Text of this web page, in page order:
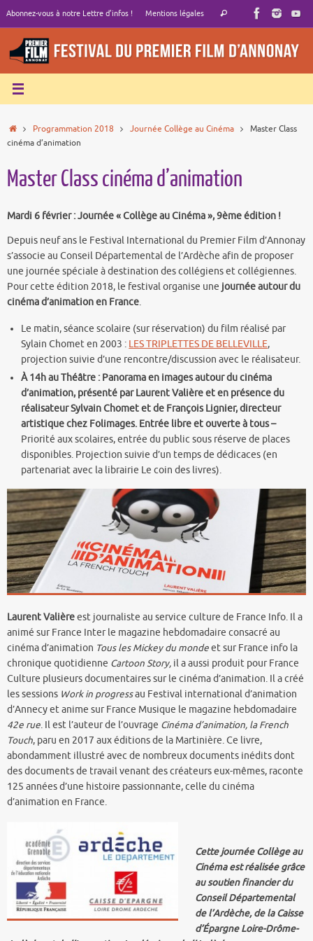
contenu
Abonnez-vous à notre Lettre d’infos ! Mentions légales
Recherche
Rechercher
AccueilProgrammation 2018 Journée Collège au Cinéma
Master Class
cinéma d’animation
Master Class cinéma d’animation
Mardi 6 février : Journée « Collège au Cinéma », 9ème édition !
Depuis neuf ans le Festival International du Premier Film d’Annonay
s’associe au Conseil Départemental de l’Ardèche afin de proposer
une journée spéciale à destination des collégiens et collégiennes.
Pour cette édition 2018, le festival organise une journée autour du
cinéma d’animation en France.
Le matin, séance scolaire (sur réservation) du film réalisé par
Sylain Chomet en 2003 : LES TRIPLETTES DE BELLEVILLE,
projection suivie d’une rencontre/discussion avec le réalisateur.
À 14h au Théâtre : Panorama en images autour du cinéma
d’animation, présenté par Laurent Valière et en présence du
réalisateur Sylvain Chomet et de François Lignier, directeur
artistique chez Folimages. Entrée libre et ouverte à tous –
Priorité aux scolaires, entrée du public sous réserve de places
disponibles. Projection suivie d’un temps de dédicaces (en
partenariat avec la librairie Le coin des livres).
Laurent Valièreest journaliste au service culture de France Info. Il a
animé sur France Inter le magazine hebdomadaire consacré au
cinéma d’animation Tous les Mickey du mondeet sur France info la
chronique quotidienne Cartoon Story, il a aussi produit pour France
Culture plusieurs documentaires sur le cinéma d’animation. Il a créé
les sessions Work in progressau Festival international d’animation
d’Annecy et anime sur France Musique le magazine hebdomadaire
42e rue. Il est l’auteur de l’ouvrage Cinéma d’animation, la French
Touch, paru en 2017 aux éditions de la Martinière. Ce livre,
abondamment illustré avec de nombreux documents inédits dont
des documents de travail venant des créateurs eux-mêmes, raconte
125 années d’une histoire passionnante, celle du cinéma
d’animation en France.
Cette journée Collège au
Cinéma est réalisée grâce
au soutien financier du
Conseil Départemental
de l’Ardèche, de la Caisse
d’Épargne Loire-Drôme-